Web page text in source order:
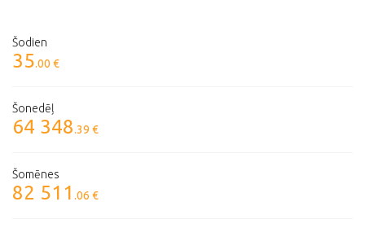
Šodien
35.00 €
Šonedēļ
64 348.39 €
Šomēnes
82 511 .06 €